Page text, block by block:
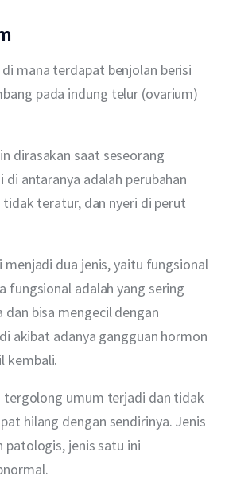
mana terdapat benjolan berisi
pada indung telur (ovarium)
dirasakan saat seseorang
antaranya adalah perubahan
teratur, dan nyeri di perut
menjadi dua jenis, yaitu fungsional
fungsional adalah yang sering
bisa mengecil dengan
akibat adanya gangguan hormon
kembali.
tergolong umum terjadi dan tidak
hilang dengan sendirinya. Jenis
patologis, jenis satu ini